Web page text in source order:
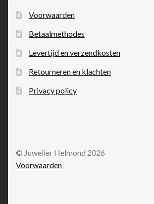
Voorwaarden
Betaalmethodes
Levertijd en verzendkosten
Retourneren en klachten
Privacy policy
© Juwelier Helmond 2026
Voorwaarden